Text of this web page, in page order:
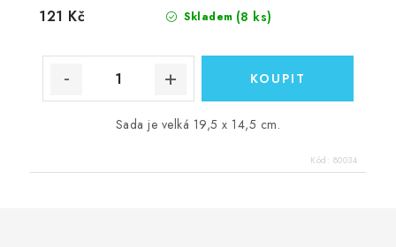
Skladem (8 ks)
121 Kč
Sada je velká 19,5 x 14,5 cm.
Kód: 80034